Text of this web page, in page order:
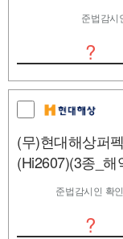
준법감시
?
(무)현대해상퍼
(Hi2607)(3종_
준법감시인 확
?